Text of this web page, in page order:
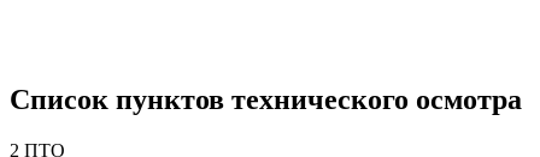
Список пунктов технического осмотра
2 ПТО